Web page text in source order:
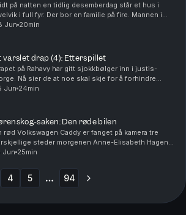
på natten en tidlig desemberdag står et hus i
i full fyr. Der bor en familie på fire. Mannen i
er brannmann. Hva har skjedd? Ansvarlig
Jun 20min
varslet drap (4): Etterspillet
på Rahavy har gitt sjokkbølger inn i justis-
Nå sier de at noe skal skje for å forhindre
saker. Men kommer lovnadene til å bli fulgt
Jun 24min
saken: Den røde bilen
rød Volkswagen Caddy er fanget på kamera tre
steder morgenen Anne-Elisabeth Hagen
Politiet jakter svar: Hva gjorde den der?
Jun 25min
4 5 94